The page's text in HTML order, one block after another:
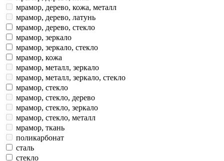
мрамор, дерево, зеркало, стекло
мрамор, дерево, кожа
мрамор, дерево, кожа, металл
мрамор, дерево, латунь
мрамор, дерево, стекло
мрамор, зеркало
мрамор, зеркало, стекло
мрамор, кожа
мрамор, металл, зеркало
мрамор, металл, зеркало, стекло
мрамор, стекло
мрамор, стекло, дерево
мрамор, стекло, зеркало
мрамор, стекло, металл
мрамор, ткань
поликарбонат